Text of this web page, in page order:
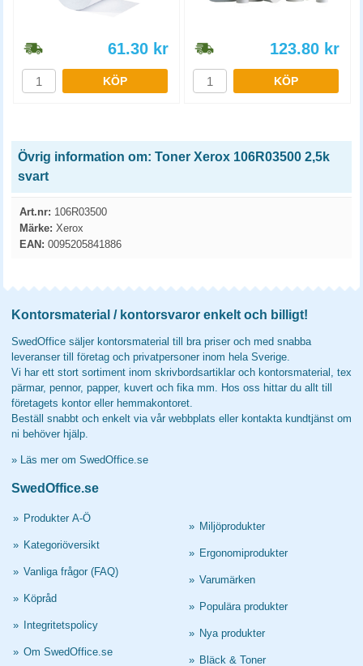
61.30 kr
KÖP
123.80 kr
KÖP
Övrig information om: Toner Xerox 106R03500 2,5k
svart
Art.nr: 106R03500
Märke: Xerox
EAN: 0095205841886
Kontorsmaterial / kontorsvaror enkelt och billigt!
SwedOffice säljer kontorsmaterial till bra priser och med snabba
leveranser till företag och privatpersoner inom hela Sverige.
Vi har ett stort sortiment inom skrivbordsartiklar och kontorsmaterial, tex
pärmar, pennor, papper, kuvert och fika mm. Hos oss hittar du allt till
företagets kontor eller hemmakontoret.
Beställ snabbt och enkelt via vår webbplats eller kontakta kundtjänst om
ni behöver hjälp.
» Läs mer om SwedOffice.se
SwedOffice.se
» Produkter A-Ö
» Kategoriöversikt
» Vanliga frågor (FAQ)
» Köpråd
» Integritetspolicy
» Om SwedOffice.se
» Miljöprodukter
» Ergonomiprodukter
» Varumärken
» Populära produkter
» Nya produkter
» Bläck & Toner